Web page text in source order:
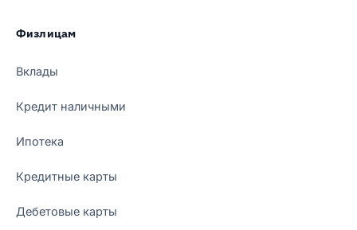
Физлицам
Вклады
Кредит наличными
Ипотека
Кредитные карты
Дебетовые карты